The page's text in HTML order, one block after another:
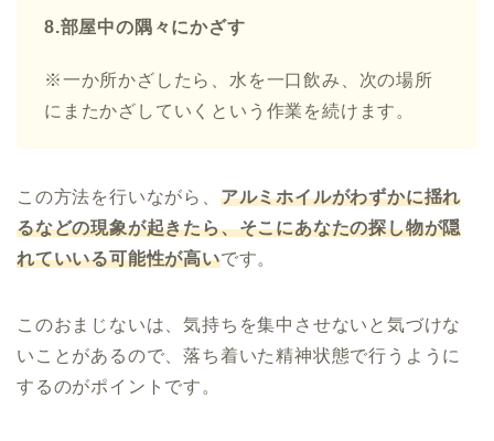
8.部屋中の隅々にかざす
※一か所かざしたら、水を一口飲み、次の場所
にまたかざしていくという作業を続けます。
この方法を行いながら、 アルミホイルがわずかに揺れ
るなどの現象が起きたら、そこにあなたの探し物が隠
れていいる可能性が高いです。
このおまじないは、気持ちを集中させないと気づけな
いことがあるので、落ち着いた精神状態で行うように
するのがポイントです。